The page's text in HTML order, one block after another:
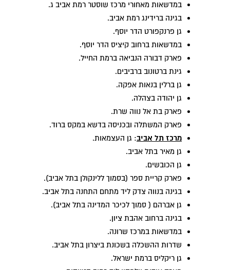
במדשאות מאחורי מרכז שוסטר רמת אביב ג.
בגינה ברידינג רמת אביב.
גן פרנקפורט הדר יוסף.
במדשאות ברחוב קיציס הדר יוסף.
פארק דבורה הנביאה ברמת החייל.
גינת ברטונוב ברביבים.
גן ברלין בנאות אפקה.
גן יהודה בצהלה.
פארק בת אל נווה שרת.
פארק המשתלה ובכניסה בדשא במקס ברוד.
מרכז תל אביב: גן העצמאות.
גן מאיר בתל אביב.
גן הכובשים.
פארק קריית ספר (בסמוך ללינקולן בתל אביב).
בגינה בנווה צדק ליד מתחם התחנה בתל אביב.
גן אברהם ( סמוך לכיכר המדינה בתל אביב).
בגינה ברחוב אהבת ציון.
במדשאות במרכז שרונה.
שדרות ההשכלה בשכונת ביצרון בתל אביב.
גן ריקליס ברמת ישראל.